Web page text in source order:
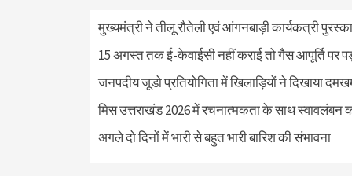
मुख्यमंत्री ने तीलू रौतेली एवं आंगनबाड़ी कार्यकत्री
15 अगस्त तक ई-केवाईसी नहीं कराई तो गैस आपूर्ति पर
जनपदीय जूडो प्रतियोगिता में खिलाड़ियों ने दिखाया
मिस उत्तराखंड 2026 में रचनात्मकता के साथ स्वावलंबन
अगले दो दिनों में भारी से बहुत भारी बारिश की संभावना